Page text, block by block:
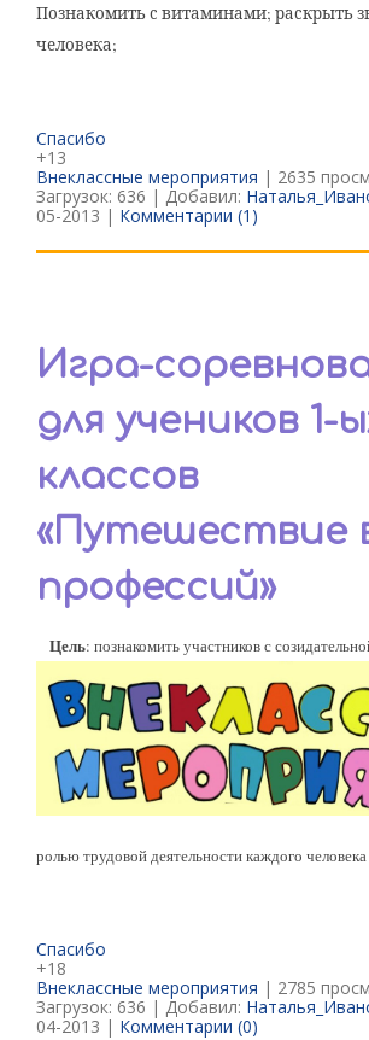
Познакомить с витаминами; раскрыть
человека;
Спасибо
+13
Внеклассные мероприятия | 2635
Загрузок: 636 | Добавил:
05-2013 | Комментарии (1)
Игра-
для учеников 1-
классов
«Путешествие
профессий»
Цель: познакомить участников с
ролью трудовой деятельности каждого человека
Спасибо
+18
Внеклассные мероприятия | 2785
Загрузок: 636 | Добавил:
04-2013 | Комментарии (0)